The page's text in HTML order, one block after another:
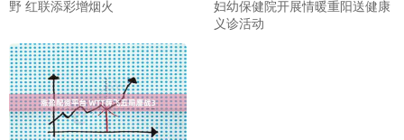
野 红联添彩增烟火
妇幼保健院开展情暖重阳送健康
义诊活动